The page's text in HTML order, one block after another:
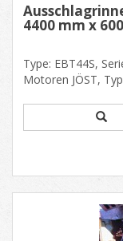
4400 mm x
Type: EBT44S,
Motoren JÖST,